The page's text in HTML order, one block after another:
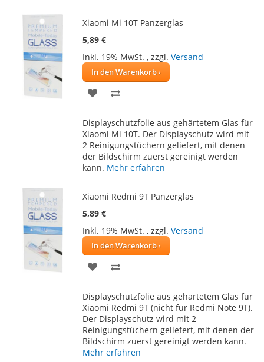
Xiaomi Mi 10T Panzerglas
5,89 €
Inkl. 19% MwSt. , zzgl. Versand
In den Warenkorb
ZUR
HINZUFÜGEN
HINZUFÜGEN
Displayschutzfolie aus gehärtetem Glas für
Xiaomi Mi 10T. Der Displayschutz wird mit
2 Reinigungstüchern geliefert, mit denen
der Bildschirm zuerst gereinigt werden
kann. Mehr erfahren
Xiaomi Redmi 9T Panzerglas
5,89 €
Inkl. 19% MwSt. , zzgl. Versand
In den Warenkorb
ZUR
HINZUFÜGEN
HINZUFÜGEN
Displayschutzfolie aus gehärtetem Glas für
Xiaomi Redmi 9T (nicht für Redmi Note 9T).
Der Displayschutz wird mit 2
Reinigungstüchern geliefert, mit denen der
Bildschirm zuerst gereinigt werden kann.
Mehr erfahren